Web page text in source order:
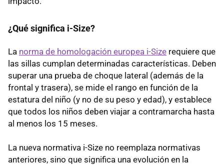
¿Qué significa i-Size?
La norma de homologación europea i-Size requiere que
las sillas cumplan determinadas características. Deben
superar una prueba de choque lateral (además de la
frontal y trasera), se mide el rango en función de la
estatura del niño (y no de su peso y edad), y establece
que todos los niños deben viajar a contramarcha hasta
al menos los 15 meses.
La nueva normativa i-Size no reemplaza normativas
anteriores, sino que significa una evolución en la